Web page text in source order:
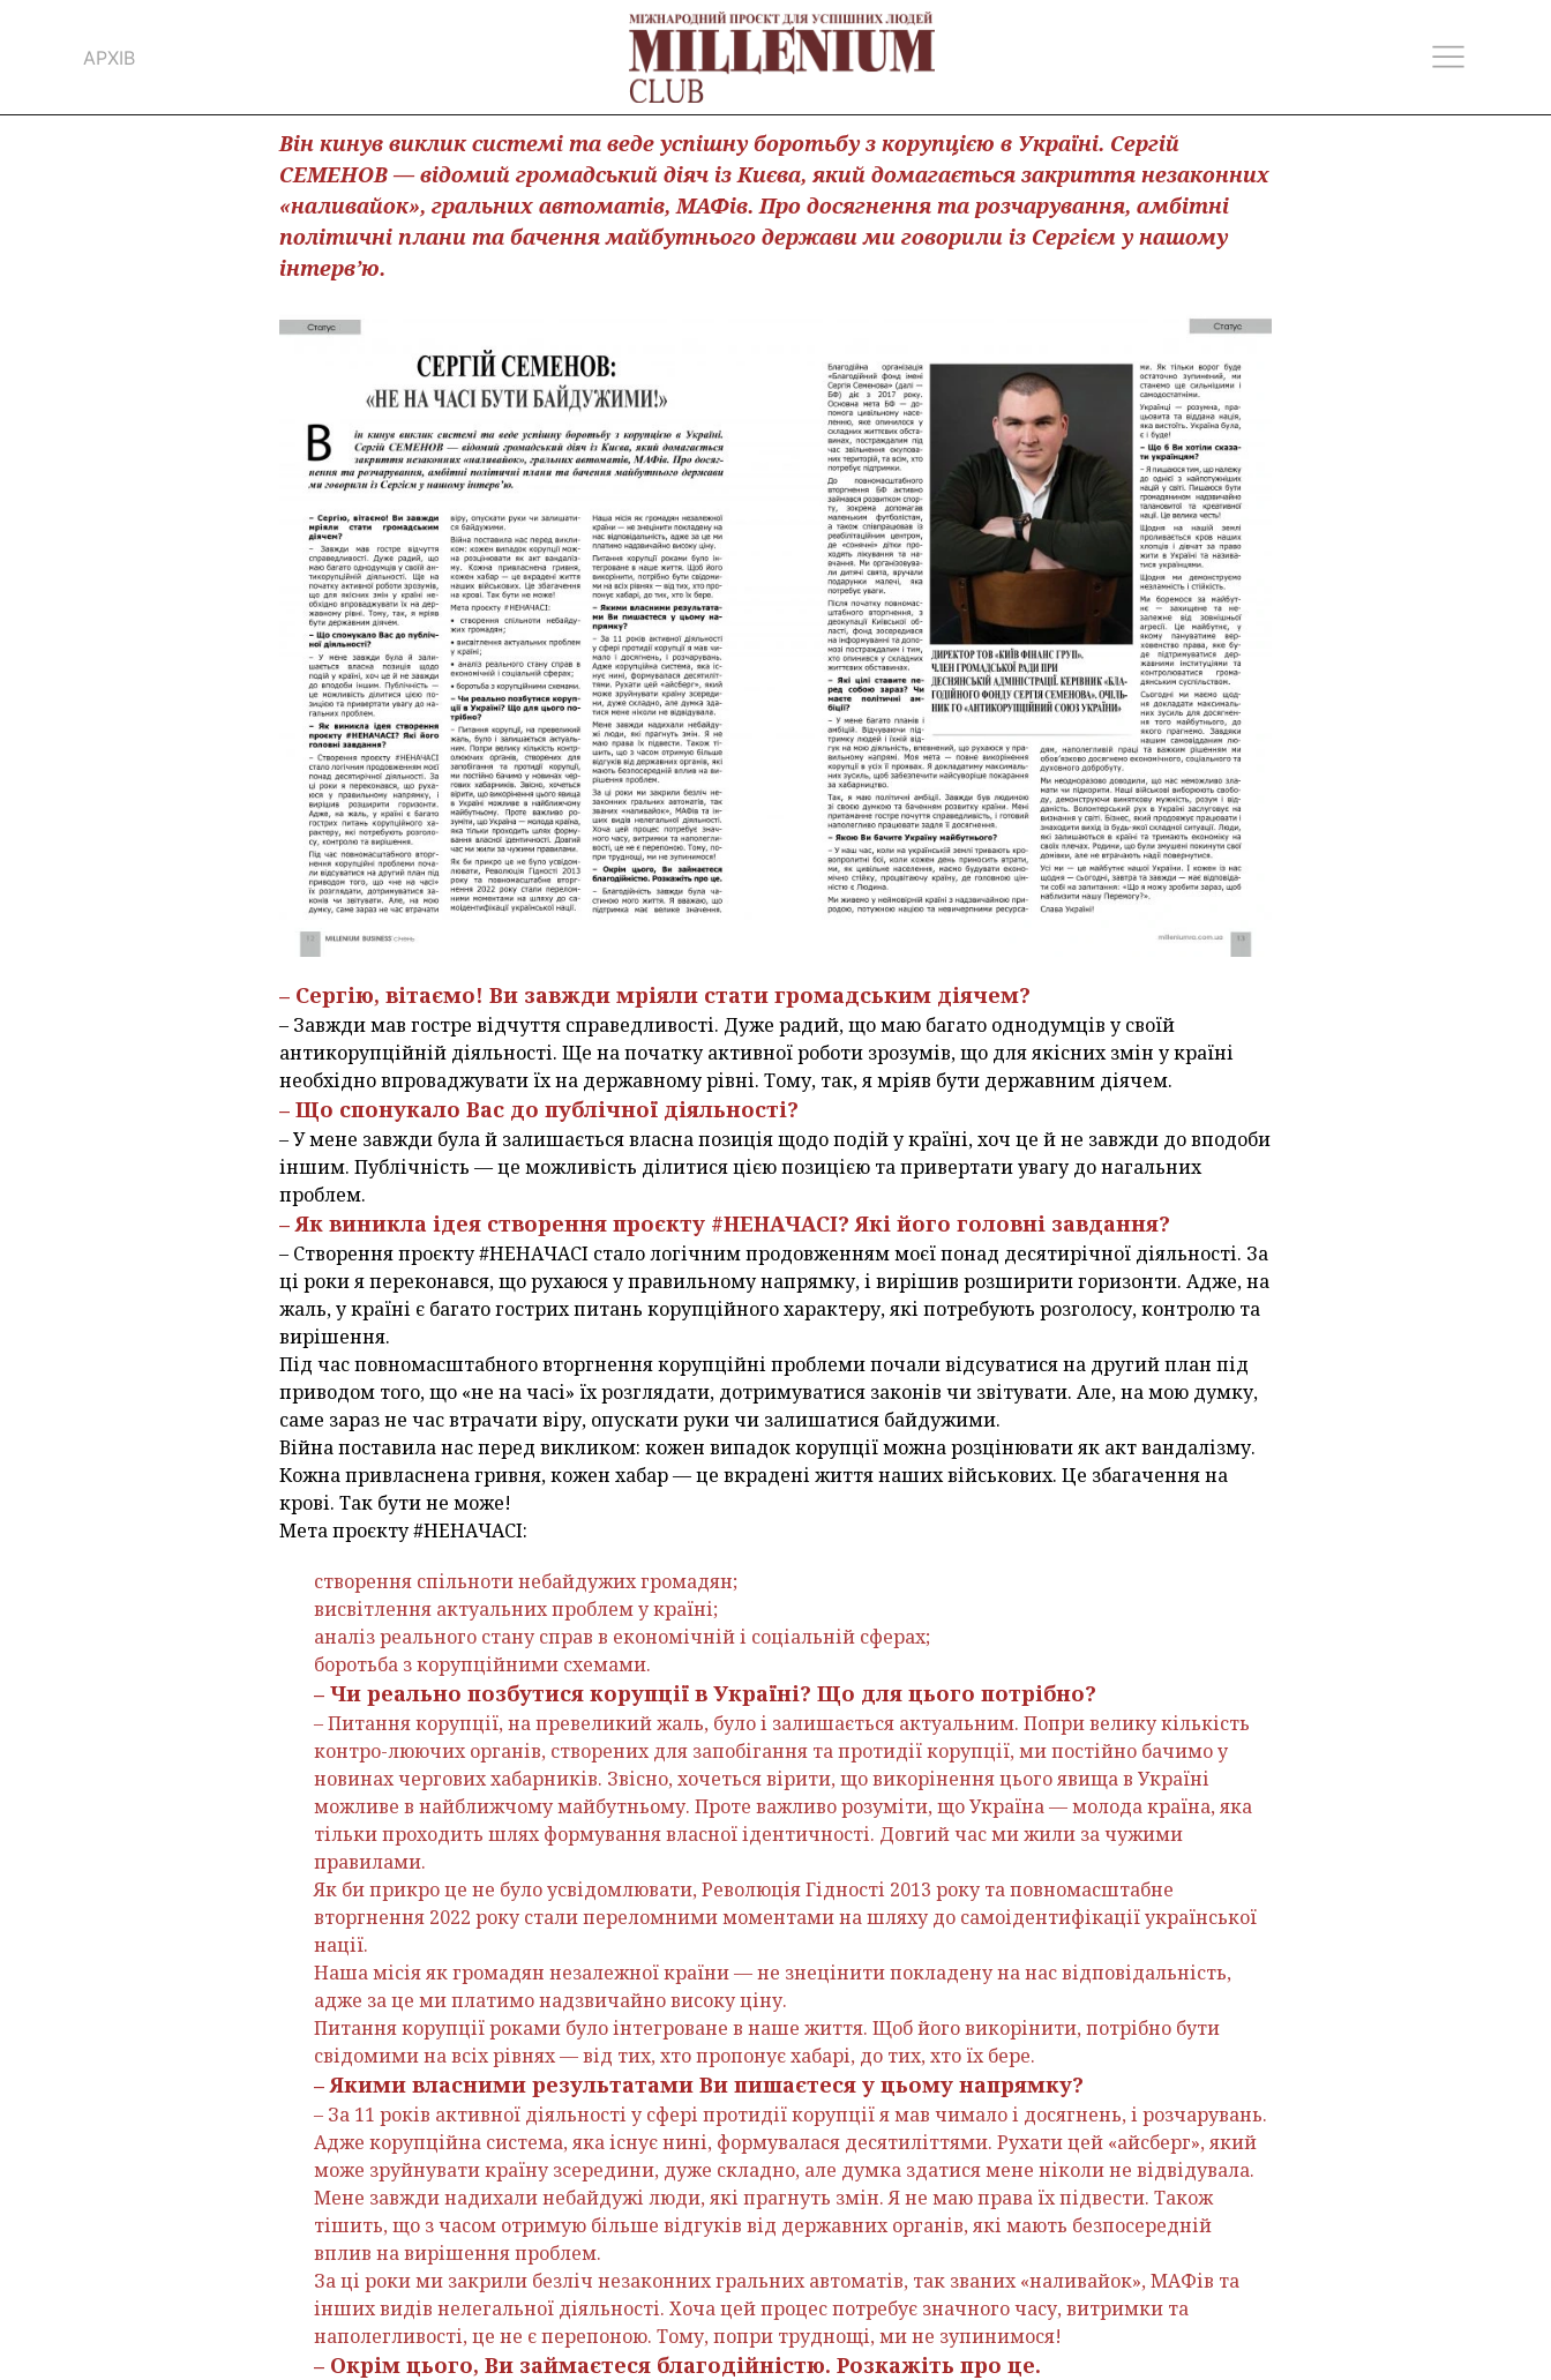
АРХІВ
Він кинув виклик системі та веде успішну боротьбу з корупцією в Україні. Сергій
СЕМЕНОВ — відомий громадський діяч із Києва, який домагається закриття незаконних
«наливайок», гральних автоматів, МАФів. Про досягнення та розчарування, амбітні
політичні плани та бачення майбутнього держави ми говорили із Сергієм у нашому
інтерв’ю.
– Сергію, вітаємо! Ви завжди мріяли стати громадським діячем?
– Завжди мав гостре відчуття справедливості. Дуже радий, що маю багато однодумців у своїй
антикорупційній діяльності. Ще на початку активної роботи зрозумів, що для якісних змін у країні
необхідно впроваджувати їх на державному рівні. Тому, так, я мріяв бути державним діячем.
– Що спонукало Вас до публічної діяльності?
– У мене завжди була й залишається власна позиція щодо подій у країні, хоч це й не завжди до вподоби
іншим. Публічність — це можливість ділитися цією позицією та привертати увагу до нагальних
проблем.
– Як виникла ідея створення проєкту #НЕНАЧАСІ? Які його головні завдання?
– Створення проєкту #НЕНАЧАСІ стало логічним продовженням моєї понад десятирічної діяльності. За
ці роки я переконався, що рухаюся у правильному напрямку, і вирішив розширити горизонти. Адже, на
жаль, у країні є багато гострих питань корупційного характеру, які потребують розголосу, контролю та
вирішення.
Під час повномасштабного вторгнення корупційні проблеми почали відсуватися на другий план під
приводом того, що «не на часі» їх розглядати, дотримуватися законів чи звітувати. Але, на мою думку,
саме зараз не час втрачати віру, опускати руки чи залишатися байдужими.
Війна поставила нас перед викликом: кожен випадок корупції можна розцінювати як акт вандалізму.
Кожна привласнена гривня, кожен хабар — це вкрадені життя наших військових. Це збагачення на
крові. Так бути не може!
Мета проєкту #НЕНАЧАСІ:
створення спільноти небайдужих громадян;
висвітлення актуальних проблем у країні;
аналіз реального стану справ в економічній і соціальній сферах;
боротьба з корупційними схемами.
– Чи реально позбутися корупції в Україні? Що для цього потрібно?
– Питання корупції, на превеликий жаль, було і залишається актуальним. Попри велику кількість
контро-люючих органів, створених для запобігання та протидії корупції, ми постійно бачимо у
новинах чергових хабарників. Звісно, хочеться вірити, що викорінення цього явища в Україні
можливе в найближчому майбутньому. Проте важливо розуміти, що Україна — молода країна, яка
тільки проходить шлях формування власної ідентичності. Довгий час ми жили за чужими
правилами.
Як би прикро це не було усвідомлювати, Революція Гідності 2013 року та повномасштабне
вторгнення 2022 року стали переломними моментами на шляху до самоідентифікації української
нації.
Наша місія як громадян незалежної країни — не знецінити покладену на нас відповідальність,
адже за це ми платимо надзвичайно високу ціну.
Питання корупції роками було інтегроване в наше життя. Щоб його викорінити, потрібно бути
свідомими на всіх рівнях — від тих, хто пропонує хабарі, до тих, хто їх бере.
– Якими власними результатами Ви пишаєтеся у цьому напрямку?
– За 11 років активної діяльності у сфері протидії корупції я мав чимало і досягнень, і розчарувань.
Адже корупційна система, яка існує нині, формувалася десятиліттями. Рухати цей «айсберг», який
може зруйнувати країну зсередини, дуже складно, але думка здатися мене ніколи не відвідувала.
Мене завжди надихали небайдужі люди, які прагнуть змін. Я не маю права їх підвести. Також
тішить, що з часом отримую більше відгуків від державних органів, які мають безпосередній
вплив на вирішення проблем.
За ці роки ми закрили безліч незаконних гральних автоматів, так званих «наливайок», МАФів та
інших видів нелегальної діяльності. Хоча цей процес потребує значного часу, витримки та
наполегливості, це не є перепоною. Тому, попри труднощі, ми не зупинимося!
– Окрім цього, Ви займаєтеся благодійністю. Розкажіть про це.